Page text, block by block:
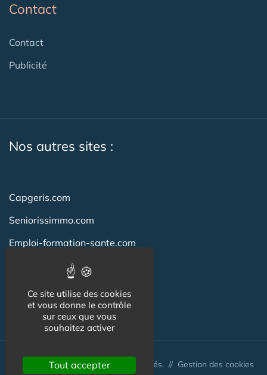
Contact
Contact
Publicité
Nos autres sites :
Capgeris.com
Seniorissimmo.com
Emploi-formation-sante.com
Creche-et-naissance.com
Co-Living & Co-Working
© Australis 2026 - Tous droits réservés. // Gestion des cookies
Ce site utilise des cookies
et vous donne le contrôle
sur ceux que vous
souhaitez activer
Tout accepter